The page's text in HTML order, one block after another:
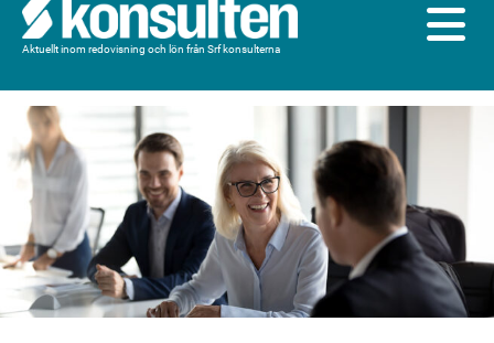
Aktuellt inom redovisning och lön från Srf konsulterna